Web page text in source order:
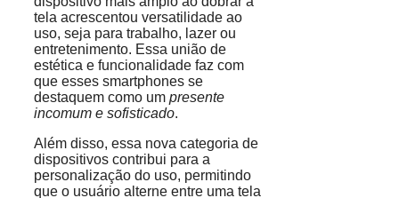
tela acrescentou versatilidade ao
uso, seja para trabalho, lazer ou
entretenimento. Essa união de
estética e funcionalidade faz com
que esses smartphones se
destaquem como um presente
incomum e sofisticado.
Além disso, essa nova categoria de
dispositivos contribui para a
personalização do uso, permitindo
que o usuário alterne entre uma tela